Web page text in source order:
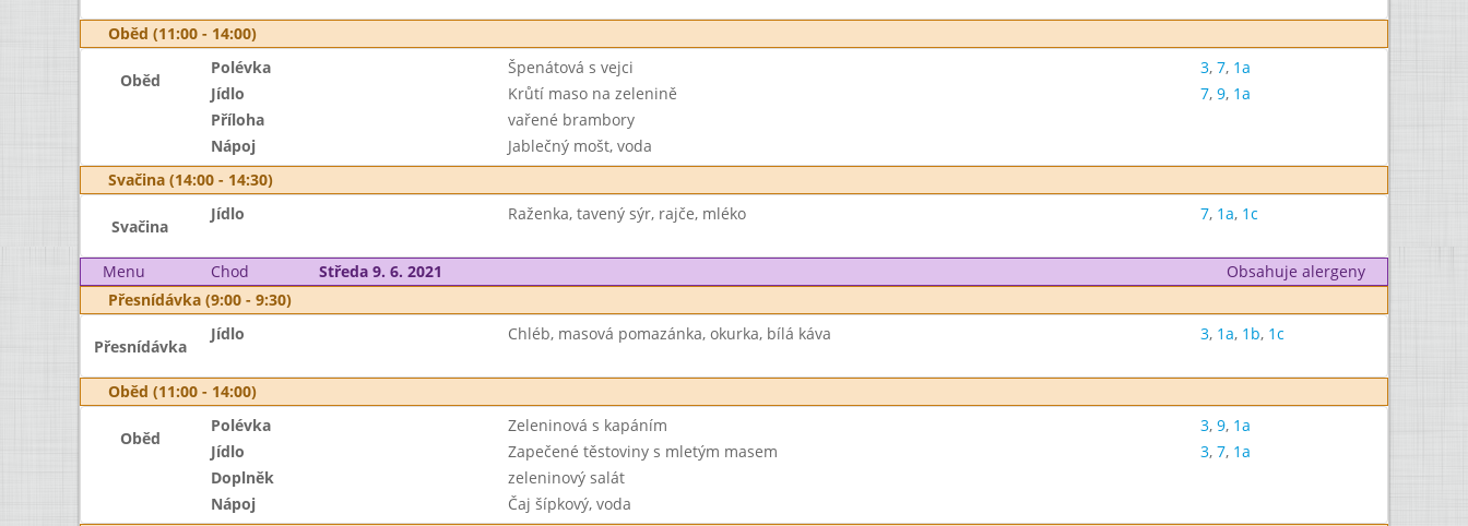
Oběd (11:00 - 14:00)
Oběd
Polévka Špenátová s vejci 3, 7, 1a
Jídlo
Krůtí maso na zelenině 7, 9, 1a
Příloha
vařené brambory
Nápoj
Jablečný mošt, voda
Svačina (14:00 - 14:30)
Svačina
Jídlo Raženka, tavený sýr, rajče, mléko 7, 1a, 1c
Menu Chod Středa 9. 6. 2021
Obsahuje alergeny
Přesnídávka (9:00 - 9:30)
Přesnídávka
Jídlo Chléb, masová pomazánka, okurka, bílá káva 3, 1a, 1b, 1c
Oběd (11:00 - 14:00)
Oběd
Polévka Zeleninová s kapáním 3, 9, 1a
Jídlo
Zapečené těstoviny s mletým masem 3, 7, 1a
Doplněk
zeleninový salát
Nápoj
Čaj šípkový, voda